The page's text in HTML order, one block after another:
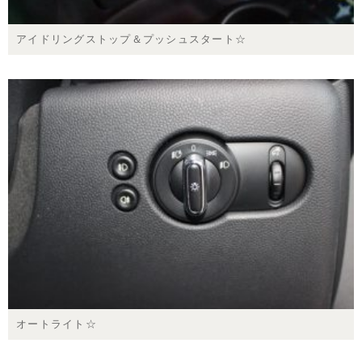
アイドリングストップ＆プッシュスタート☆
オートライト☆